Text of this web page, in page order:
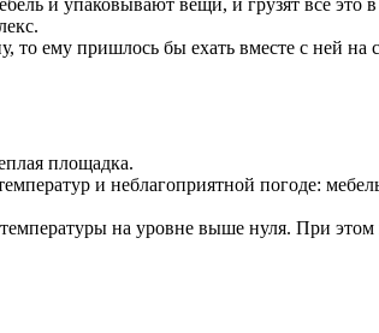
и упаковывают вещи, и грузят все это
ему пришлось бы ехать вместе с ней на
площадка.
и неблагоприятной погоде:
на уровне выше нуля. При